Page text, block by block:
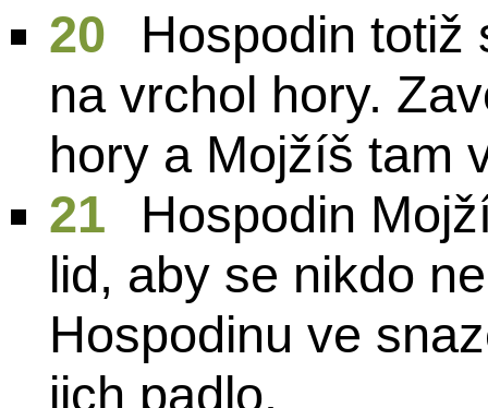
20
Hospodin totiž
na vrchol hory.
hory a Mojžíš tam
21
Hospodin
lid, aby se nikdo
Hospodinu ve
jich padlo.